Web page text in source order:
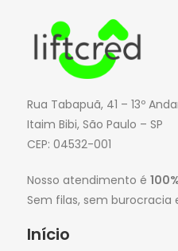
Rua Tabapuã, 41 – 13º
Itaim Bibi, São Paulo – SP
CEP: 04532-001
Nosso atendimento é
Sem filas, sem
Início